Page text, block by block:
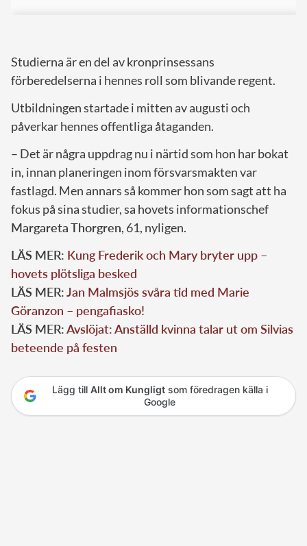
Studierna är en del av kronprinsessans
förberedelserna i hennes roll som blivande regent.
Utbildningen startade i mitten av augusti och
påverkar hennes offentliga åtaganden.
– Det är några uppdrag nu i närtid som hon har bokat
in, innan planeringen inom försvarsmakten var
fastlagd. Men annars så kommer hon som sagt att ha
fokus på sina studier, sa hovets informationschef
Margareta Thorgren, 61, nyligen.
LÄS MER: Kung Frederik och Mary bryter upp –
hovets plötsliga besked
LÄS MER:Jan Malmsjös svåra tid med Marie
Göranzon – pengafiasko!
LÄS MER:Avslöjat: Anställd kvinna talar ut om Silvias
beteende på festen
Lägg till Allt om Kungligtsom föredragen källa i
Google